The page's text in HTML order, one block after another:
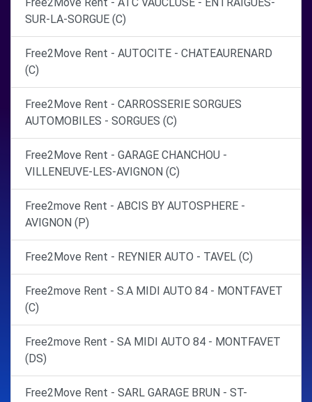
SUR-LA-SORGUE (C)
Free2Move Rent - AUTOCITE - CHATEAURENARD
(C)
Free2Move Rent - CARROSSERIE SORGUES
AUTOMOBILES - SORGUES (C)
Free2Move Rent - GARAGE CHANCHOU -
VILLENEUVE-LES-AVIGNON (C)
Free2move Rent - ABCIS BY AUTOSPHERE -
AVIGNON (P)
Free2Move Rent - REYNIER AUTO - TAVEL (C)
Free2move Rent - S.A MIDI AUTO 84 - MONTFAVET
(C)
Free2move Rent - SA MIDI AUTO 84 - MONTFAVET
(DS)
Free2Move Rent - SARL GARAGE BRUN - ST-